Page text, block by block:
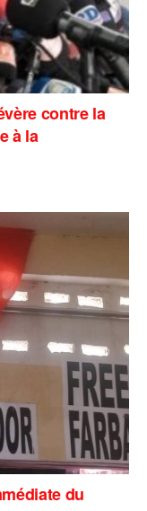
contre la
à la
du